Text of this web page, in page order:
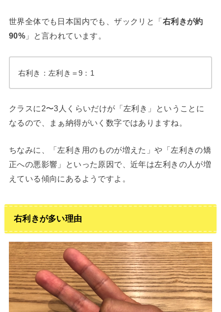
世界全体でも日本国内でも、ザックリと「右利きが約
90% 」と言われています。
右利き：左利き＝9：1
クラスに2〜3人くらいだけが「左利き」ということに
なるので、まぁ納得がいく数字ではありますね。
ちなみに、「左利き用のものが増えた」や「左利きの矯
正への悪影響」といった原因で、近年は左利きの人が増
えている傾向にあるようですよ。
右利きが多い理由